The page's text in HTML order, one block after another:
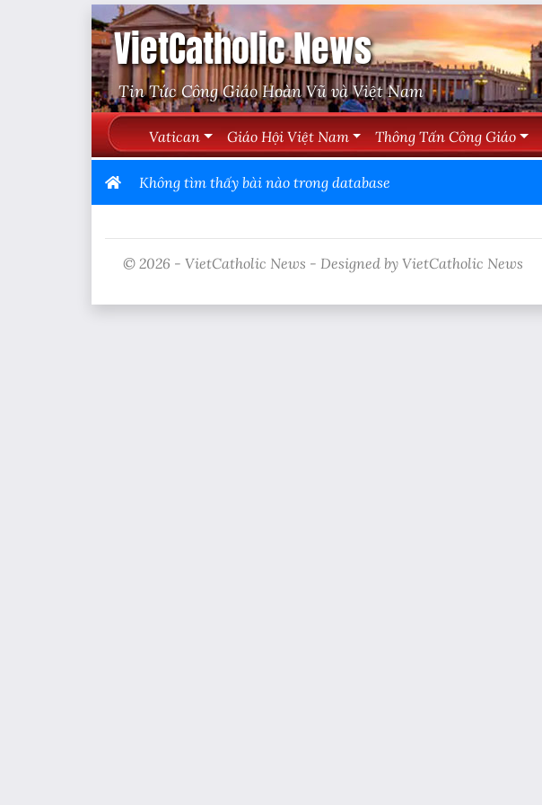
VietCatholic News
Tin Tức Công Giáo Hoàn Vũ và Việt Nam
Vatican Giáo Hội Việt Nam Thông Tấn Công Giáo
Không tìm thấy bài nào trong database
© 2026 - VietCatholic News - Designed by VietCatholic News